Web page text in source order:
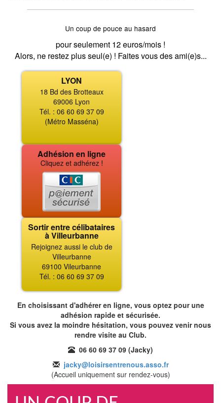
Un coup de pouce au hasard
pour seulement 12 euros/mois !
Alors, ne restez plus seul(e) ! Faites vous des ami(e)s...
LYON
18 Bd des Brotteaux
69006 Lyon
Tél. : 06 60 69 37 09
(Métro Masséna)
Adhésion en ligne
Cliquez et adhérez !
Sortir entre célibataires
à Villeurbanne
Rejoignez aussi le club de
Villeurbanne
69100 Vileurbanne
Tél. : 06 60 69 37 09
En choisissant d'adhérer en ligne, vous optez pour une
adhésion rapide et sécurisée.
Si vous avez la moindre hésitation, vous pouvez venir nous
rendre visite au Club.
06 60 69 37 09 (Jacky)
jacky@loisirsentrenous.asso.fr
(Accueil uniquement sur rendez-vous)